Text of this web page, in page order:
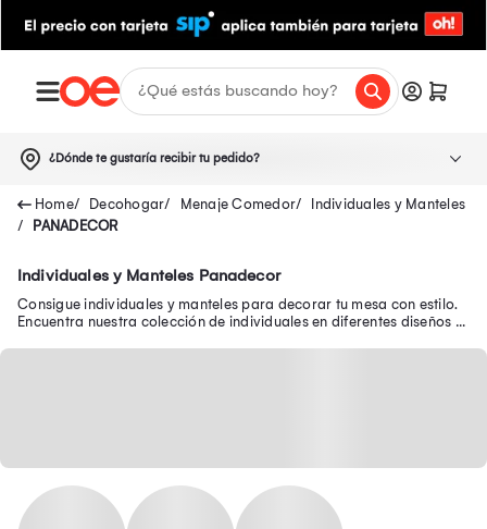
¿Dónde te gustaría recibir tu pedido?
Decohogar Menaje Comedor
Individuales y Manteles
PANADECOR
Individuales y Manteles Panadecor
Consigue individuales y manteles para decorar tu mesa con estilo.
Encuentra nuestra colección de individuales en diferentes diseños y